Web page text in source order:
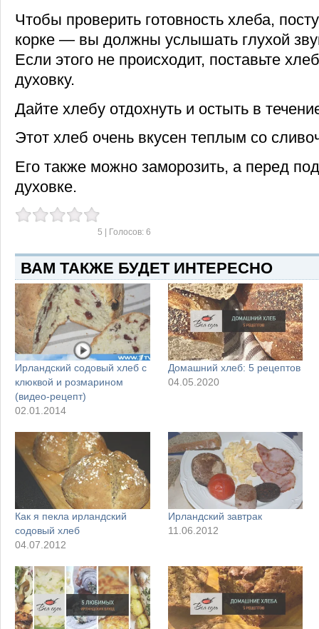
Чтобы проверить готовность хлеба,
корке — вы должны услышать глухой
Если этого не происходит, поставьте
духовку.
Дайте хлебу отдохнуть и остыть в
Этот хлеб очень вкусен теплым со
Его также можно заморозить, а перед
духовке.
5 | Голосов: 6
ВАМ ТАКЖЕ БУДЕТ ИНТЕРЕСНО
Ирландский содовый хлеб с
клюквой и розмарином
(видео-рецепт)
02.01.2014
Домашний хлеб: 5 рецептов
04.05.2020
Как я пекла ирландский
содовый хлеб
04.07.2012
Ирландский завтрак
11.06.2012